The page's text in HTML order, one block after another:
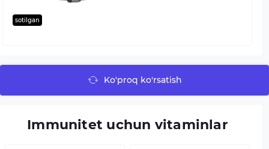
sotilgan
Ko'proq ko'rsatish
Immunitet uchun vitaminlar